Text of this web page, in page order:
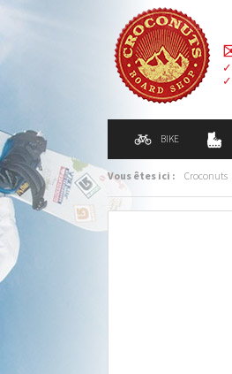
BIKE
Vous êtes ici : Croconuts